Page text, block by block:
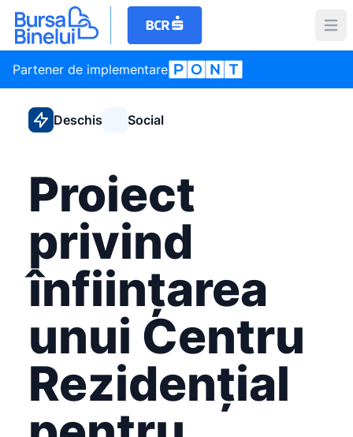
Partener de implementare
Deschis Social
Proiect
privind
înființarea
unui Centru
Rezidențial